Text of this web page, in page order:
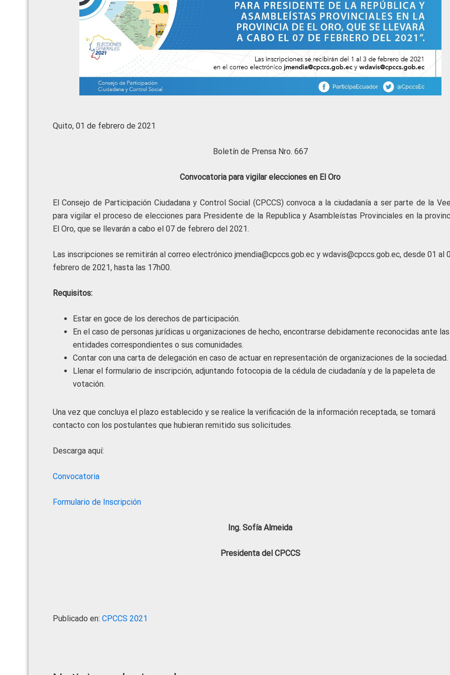
Quito, 01 de febrero de 2021
Boletín de Prensa Nro. 667
Convocatoria para vigilar elecciones en El Oro
El Consejo de Participación Ciudadana y Control Social (CPCCS) convoca a la ciudadanía a ser parte de la
para vigilar el proceso de elecciones para Presidente de la Republica y Asambleístas Provinciales en la
El Oro, que se llevarán a cabo el 07 de febrero del 2021.
Las inscripciones se remitirán al correo electrónico jmendia@cpccs.gob.ec y wdavis@cpccs.gob.ec, desde 01 al
febrero de 2021, hasta las 17h00.
Requisitos:
Estar en goce de los derechos de participación.
En el caso de personas jurídicas u organizaciones de hecho, encontrarse debidamente reconocidas ante las
entidades correspondientes o sus comunidades.
Contar con una carta de delegación en caso de actuar en representación de organizaciones de la sociedad.
Llenar el formulario de inscripción, adjuntando fotocopia de la cédula de ciudadanía y de la papeleta de
votación.
Una vez que concluya el plazo establecido y se realice la verificación de la información receptada, se tomará
contacto con los postulantes que hubieran remitido sus solicitudes.
Descarga aquí:
Convocatoria
Formulario de Inscripción
Ing. Sofía Almeida
Presidenta del CPCCS
Publicado en: CPCCS 2021